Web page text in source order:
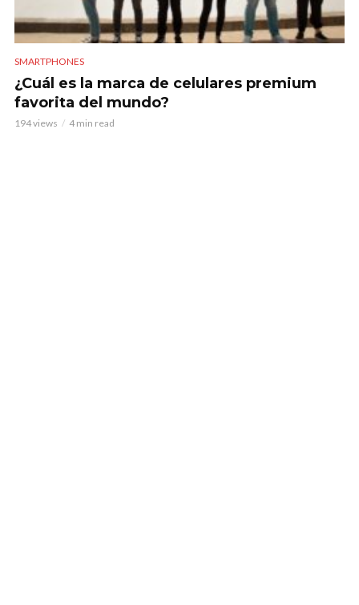
SMARTPHONES
¿Cuál es la marca de celulares premium
favorita del mundo?
194 views 4 min read